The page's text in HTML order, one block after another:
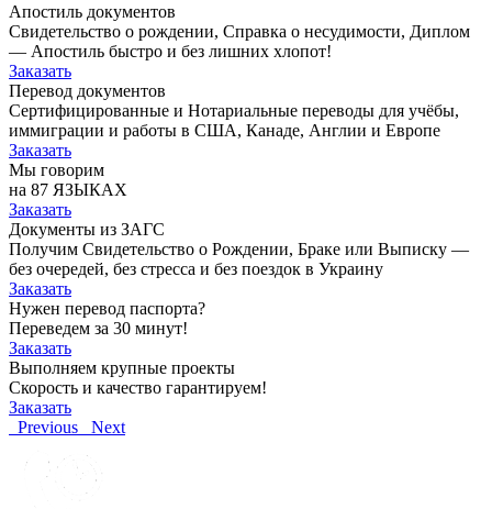
Апостиль документов
Свидетельство о рождении, Справка о несудимости, Диплом
— Апостиль быстро и без лишних хлопот!
Заказать
Перевод документов
Сертифицированные и Нотариальные переводы для учёбы,
иммиграции и работы в США, Канаде, Англии и Европе
Заказать
Мы говорим
на 87 ЯЗЫКАХ
Заказать
Документы из ЗАГС
Получим Свидетельство о Рождении, Браке или Выписку —
без очередей, без стресса и без поездок в Украину
Заказать
Нужен перевод паспорта?
Переведем за 30 минут!
Заказать
Выполняем крупные проекты
Скорость и качество гарантируем!
Заказать
Previous
Next